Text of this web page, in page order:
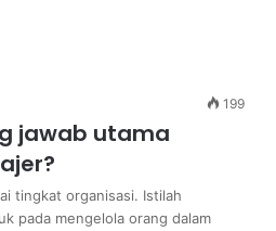
199
jawab utama
tingkat organisasi. Istilah
pada mengelola orang dalam